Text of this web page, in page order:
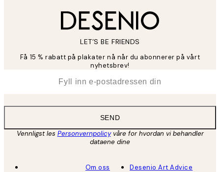
LET’S BE FRIENDS
Få 15 % rabatt på plakater nå når du abonnerer på vårt
nyhetsbrev!
SEND
Vennligst les Personvernpolicyvåre for hvordan vi behandler
dataene dine
Om oss
Desenio Art Advice